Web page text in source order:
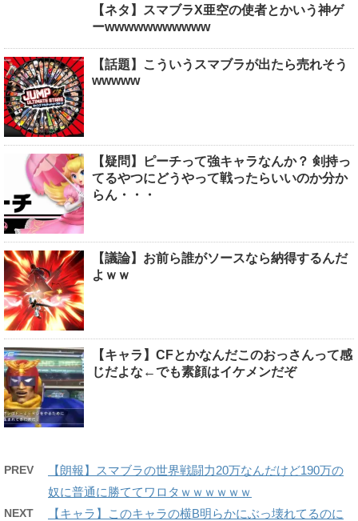
【ネタ】スマブラX亜空の使者とかいう神ゲ
ーwwwwwwwwwww
【話題】こういうスマブラが出たら売れそう
wwwww
【疑問】ピーチって強キャラなんか？ 剣持っ
てるやつにどうやって戦ったらいいのか分か
らん・・・
【議論】お前ら誰がソースなら納得するんだ
よｗｗ
【キャラ】CFとかなんだこのおっさんって感
じだよな←でも素顔はイケメンだぞ
PREV
【朗報】スマブラの世界戦闘力20万なんだけど190万の
奴に普通に勝ててワロタｗｗｗｗｗｗ
NEXT
【キャラ】このキャラの横B明らかにぶっ壊れてるのに